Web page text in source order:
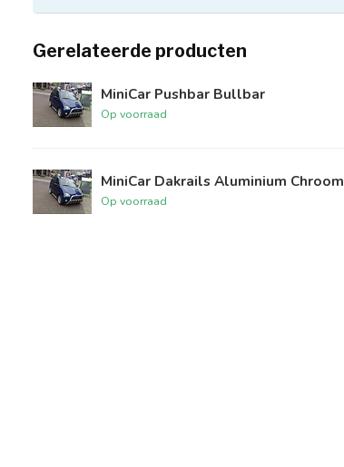
Gerelateerde producten
MiniCar Pushbar Bullbar
Op voorraad
MiniCar Dakrails Aluminium Chroom
Op voorraad